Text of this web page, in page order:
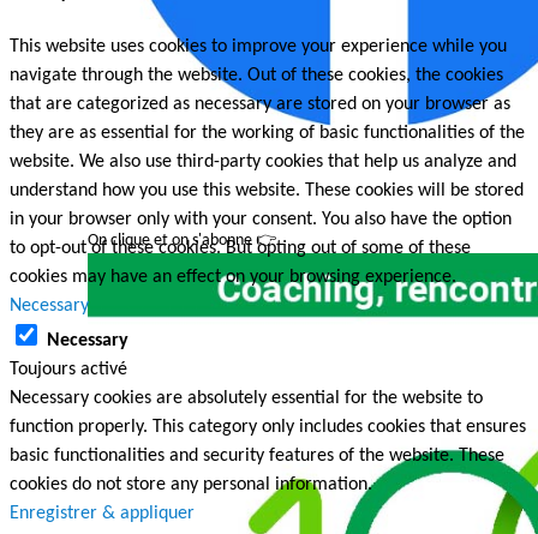
On clique et on s'abonne 👉
This website uses cookies to improve your experience while you
navigate through the website. Out of these cookies, the cookies
that are categorized as necessary are stored on your browser as
they are as essential for the working of basic functionalities of the
website. We also use third-party cookies that help us analyze and
understand how you use this website. These cookies will be stored
in your browser only with your consent. You also have the option
to opt-out of these cookies. But opting out of some of these
cookies may have an effect on your browsing experience.
Necessary
Necessary
Toujours activé
Necessary cookies are absolutely essential for the website to
function properly. This category only includes cookies that ensures
basic functionalities and security features of the website. These
cookies do not store any personal information.
Enregistrer & appliquer